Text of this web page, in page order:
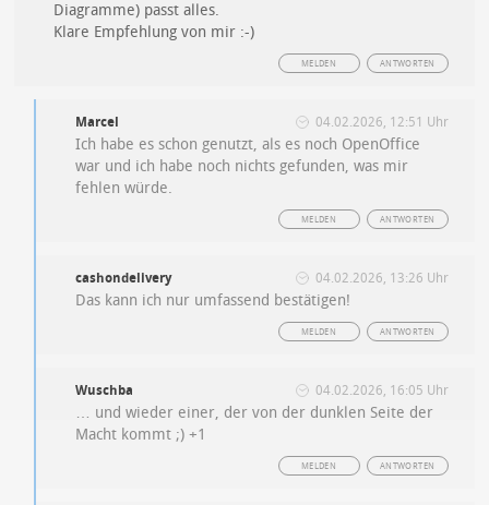
Diagramme) passt alles.
Klare Empfehlung von mir :-)
ANTWORTEN
MELDEN
Marcel 04.02.2026, 12:51 Uhr
Ich habe es schon genutzt, als es noch OpenOffice
war und ich habe noch nichts gefunden, was mir
fehlen würde.
ANTWORTEN
MELDEN
cashondelivery 04.02.2026, 13:26 Uhr
Das kann ich nur umfassend bestätigen!
ANTWORTEN
MELDEN
Wuschba 04.02.2026, 16:05 Uhr
… und wieder einer, der von der dunklen Seite der
Macht kommt ;) +1
ANTWORTEN
MELDEN